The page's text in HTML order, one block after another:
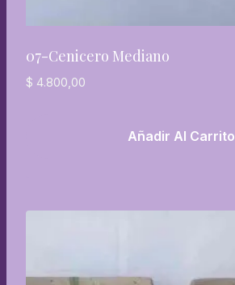
07-Cenicero Mediano
$ 4.800,00
Añadir Al Carrito